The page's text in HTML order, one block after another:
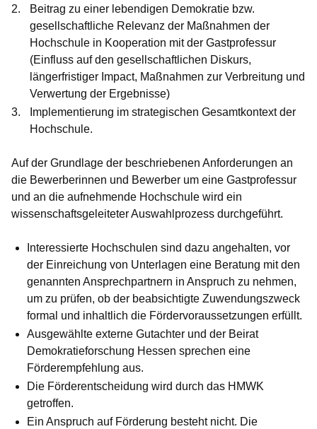
Beitrag zu einer lebendigen Demokratie bzw.
gesellschaftliche Relevanz der Maßnahmen der
Hochschule in Kooperation mit der Gastprofessur
(Einfluss auf den gesellschaftlichen Diskurs,
längerfristiger Impact, Maßnahmen zur Verbreitung und
Verwertung der Ergebnisse)
Implementierung im strategischen Gesamtkontext der
Hochschule.
Auf der Grundlage der beschriebenen Anforderungen an
die Bewerberinnen und Bewerber um eine Gastprofessur
und an die aufnehmende Hochschule wird ein
wissenschaftsgeleiteter Auswahlprozess durchgeführt.
Interessierte Hochschulen sind dazu angehalten, vor
der Einreichung von Unterlagen eine Beratung mit den
genannten Ansprechpartnern in Anspruch zu nehmen,
um zu prüfen, ob der beabsichtigte Zuwendungszweck
formal und inhaltlich die Fördervoraussetzungen erfüllt.
Ausgewählte externe Gutachter und der Beirat
Demokratieforschung Hessen sprechen eine
Förderempfehlung aus.
Die Förderentscheidung wird durch das HMWK
getroffen.
Ein Anspruch auf Förderung besteht nicht. Die